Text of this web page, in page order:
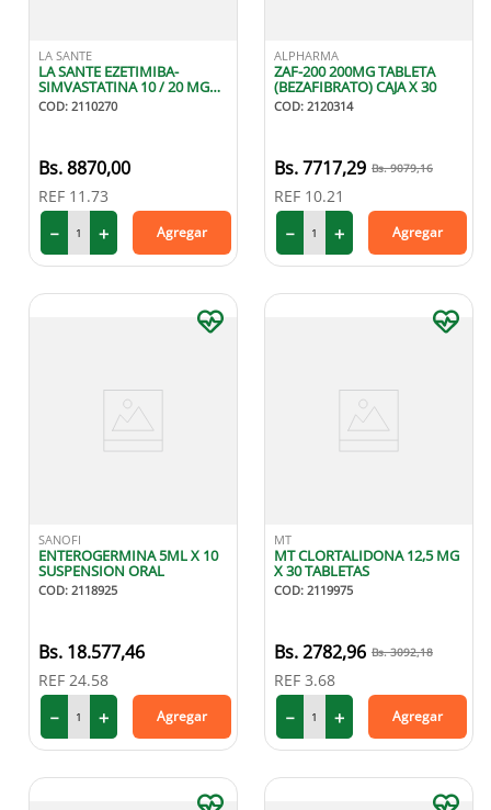
LA SANTE
LA SANTE EZETIMIBA-
SIMVASTATINA 10 / 20 MG
X30 TABLETAS
COD: 2110270
8870,00
REF 11.73
＋
－ Agregar
ALPHARMA
ZAF-200 200MG TABLETA
(BEZAFIBRATO) CAJA X 30
COD: 2120314
7717,29 9079,16
REF 10.21
＋
－ Agregar
SANOFI
ENTEROGERMINA 5ML X 10
SUSPENSION ORAL
COD: 2118925
18.577,46
REF 24.58
＋
－ Agregar
MT
MT CLORTALIDONA 12,5 MG
X 30 TABLETAS
COD: 2119975
2782,96 3092,18
REF 3.68
＋
－ Agregar